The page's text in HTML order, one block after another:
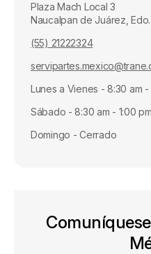
Plaza Mach Local 3
Naucalpan de Juárez,
(55) 21222324
Lunes a Vienes - 8:30 am
Sábado - 8:30 am - 1:00 pm
Domingo - Cerrado